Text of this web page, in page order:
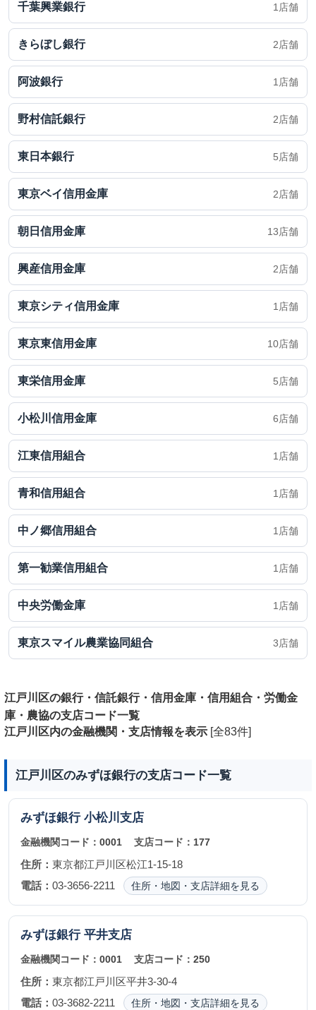
千葉興業銀行 1店舗
きらぼし銀行 2店舗
阿波銀行 1店舗
野村信託銀行 2店舗
東日本銀行 5店舗
東京ベイ信用金庫 2店舗
朝日信用金庫 13店舗
興産信用金庫 2店舗
東京シティ信用金庫 1店舗
東京東信用金庫 10店舗
東栄信用金庫 5店舗
小松川信用金庫 6店舗
江東信用組合 1店舗
青和信用組合 1店舗
中ノ郷信用組合 1店舗
第一勧業信用組合 1店舗
中央労働金庫 1店舗
東京スマイル農業協同組合 3店舗
江戸川区の銀行・信託銀行・信用金庫・信用組合・労働金
庫・農協の支店コード一覧
江戸川区内の金融機関・支店情報を表示 [全83件]
江戸川区のみずほ銀行の支店コード一覧
みずほ銀行 小松川支店
金融機関コード： 0001 支店コード： 177
住所： 東京都江戸川区松江1-15-18
電話： 03-3656-2211 住所・地図・支店詳細を見る
みずほ銀行 平井支店
金融機関コード： 0001 支店コード：250
住所： 東京都江戸川区平井3-30-4
電話： 03-3682-2211 住所・地図・支店詳細を見る